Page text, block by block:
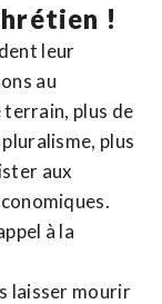
!
leur
au
plus de
plus
aux
à la
laisser mourir